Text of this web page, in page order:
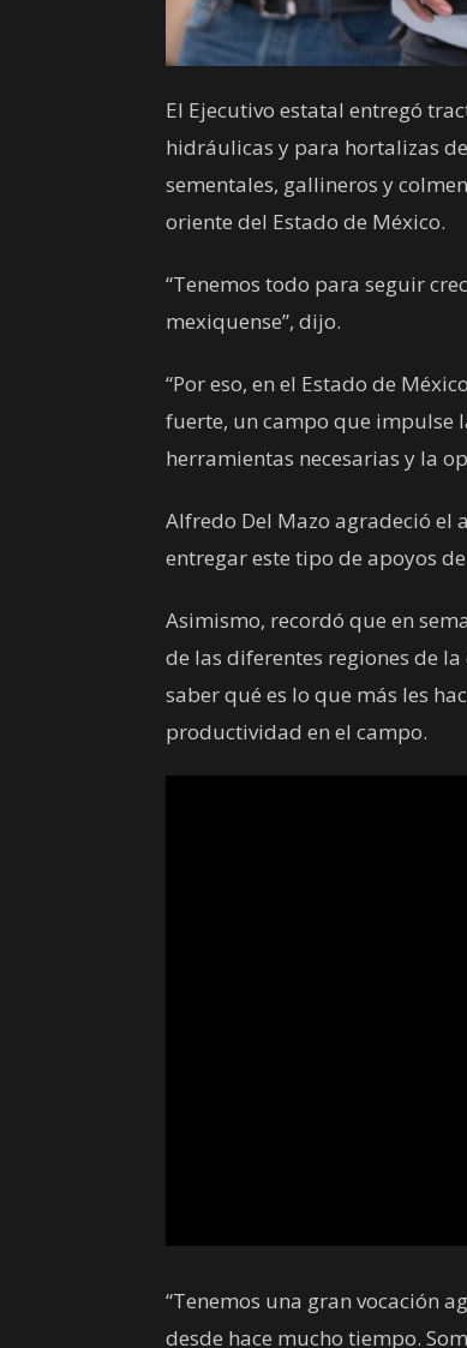
El Ejecutivo estatal entregó
hidráulicas y para hortalizas
sementales, gallineros y
oriente del Estado de México.
“Tenemos todo para seguir
mexiquense”, dijo.
“Por eso, en el Estado de
fuerte, un campo que impulse
herramientas necesarias y la
Alfredo Del Mazo agradeció el
entregar este tipo de apoyos
Asimismo, recordó que en
de las diferentes regiones de
saber qué es lo que más les
productividad en el campo.
“Tenemos una gran vocación
desde hace mucho tiempo.